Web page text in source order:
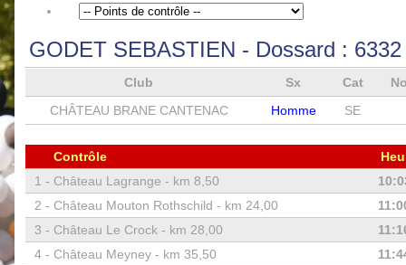
GODET SEBASTIEN - Dossard : 6332
Club Sx Cat
CHÂTEAU BRANE CANTENAC
Homme SE
Contrôle
1 - Château Lagrange - km 8,50
2 - Château Mouton Rothschild - km 24,00
3 - Château Le Crock - km 28,00
4 - Château Meyney - km 35,50